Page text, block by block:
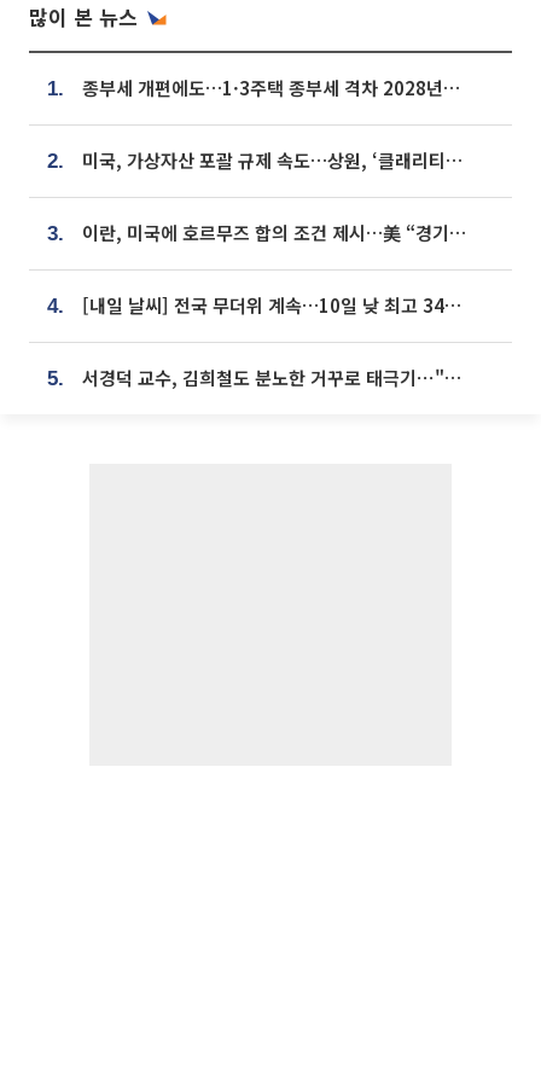
많이 본 뉴스
1. 종부세 개편에도…1·3주택 종부세 격차 2028년부터 확대
2. 미국, 가상자산 포괄 규제 속도…상원, ‘클래리티법’ 9월 절차투표 추진
3. 이란, 미국에 호르무즈 합의 조건 제시…美 “경기 아직 안 끝나” [종합]
4. [내일 날씨] 전국 무더위 계속…10일 낮 최고 34도 육박
5. 서경덕 교수, 김희철도 분노한 거꾸로 태극기⋯"엉터리는 아냐, 아쉬울 뿐"